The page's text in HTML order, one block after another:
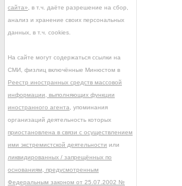
сайта» , в т.ч. даёте разрешение на сбор,
анализ и хранение своих персональных
данных, в т.ч. cookies.
На сайте могут содержаться ссылки на
СМИ, физлиц включённые Минюстом в
Реестр иностранных средств массовой
информации, выполняющих функции
иностранного агента , упоминания
организаций деятельность которых
приостановлена в связи с осуществлением
ими экстремистской деятельности или
ликвидированных / запрещённых по
основаниям, предусмотренным
Федеральным законом от 25.07.2002 №